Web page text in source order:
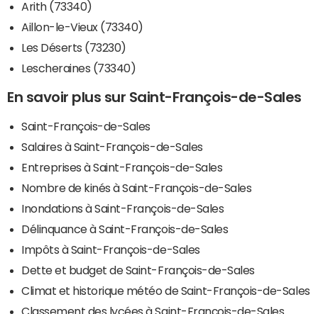
Arith (73340)
Aillon-le-Vieux (73340)
Les Déserts (73230)
Lescheraines (73340)
En savoir plus sur Saint-François-de-Sales
Saint-François-de-Sales
Salaires à Saint-François-de-Sales
Entreprises à Saint-François-de-Sales
Nombre de kinés à Saint-François-de-Sales
Inondations à Saint-François-de-Sales
Délinquance à Saint-François-de-Sales
Impôts à Saint-François-de-Sales
Dette et budget de Saint-François-de-Sales
Climat et historique météo de Saint-François-de-Sales
Classement des lycées à Saint-François-de-Sales